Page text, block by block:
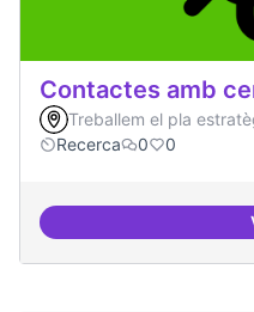
Contactes amb
Treballem el pla
Recerca
0 0